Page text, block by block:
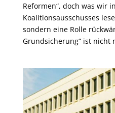
Reformen“, doch was wir
Koalitionsausschusses
sondern eine Rolle
Grundsicherung“ ist nicht